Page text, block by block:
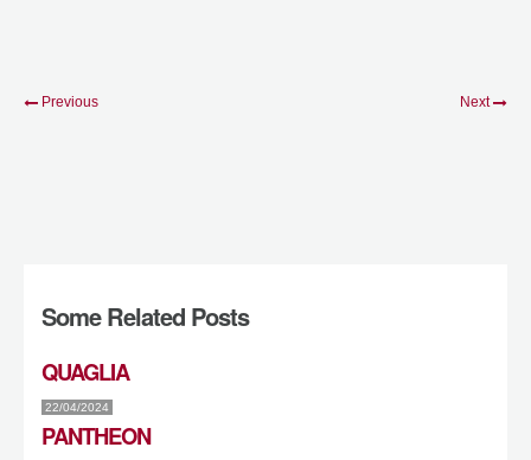
Previous Next
Some Related Posts
QUAGLIA
22/04/2024
PANTHEON